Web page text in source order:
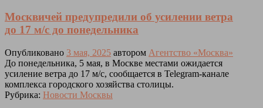
Москвичей предупредили об усилении ветра
до 17 м/с до понедельника
Опубликовано 3 мая, 2025 автором Агентство «Москва»
До понедельника, 5 мая, в Москве местами ожидается
усиление ветра до 17 м/с, сообщается в Telegram-канале
комплекса городского хозяйства столицы.
Рубрика: Новости Москвы